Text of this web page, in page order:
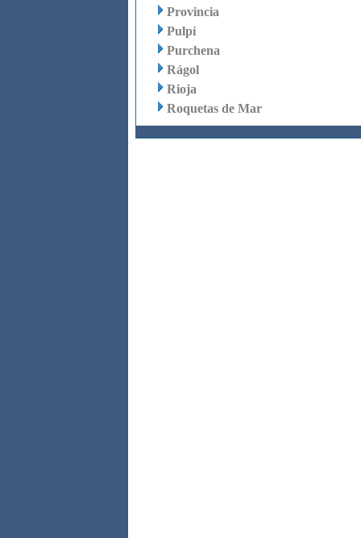
Provincia
Pulpí
Purchena
Rágol
Rioja
Roquetas de Mar